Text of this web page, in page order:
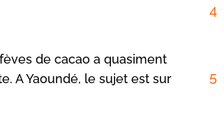
de cacao a quasiment
A Yaoundé, le sujet est sur
4
5